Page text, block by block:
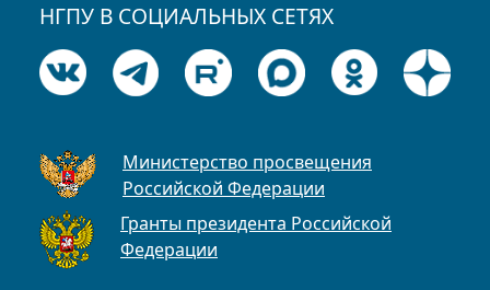
НГПУ В СОЦИАЛЬНЫХ СЕТЯХ
Министерство просвещения
Российской Федерации
Гранты президента Российской
Федерации